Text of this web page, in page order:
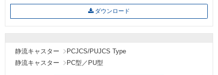
ダウンロード
静流キャスター
PCJCS/PUJCS Type
静流キャスター
PC型／PU型